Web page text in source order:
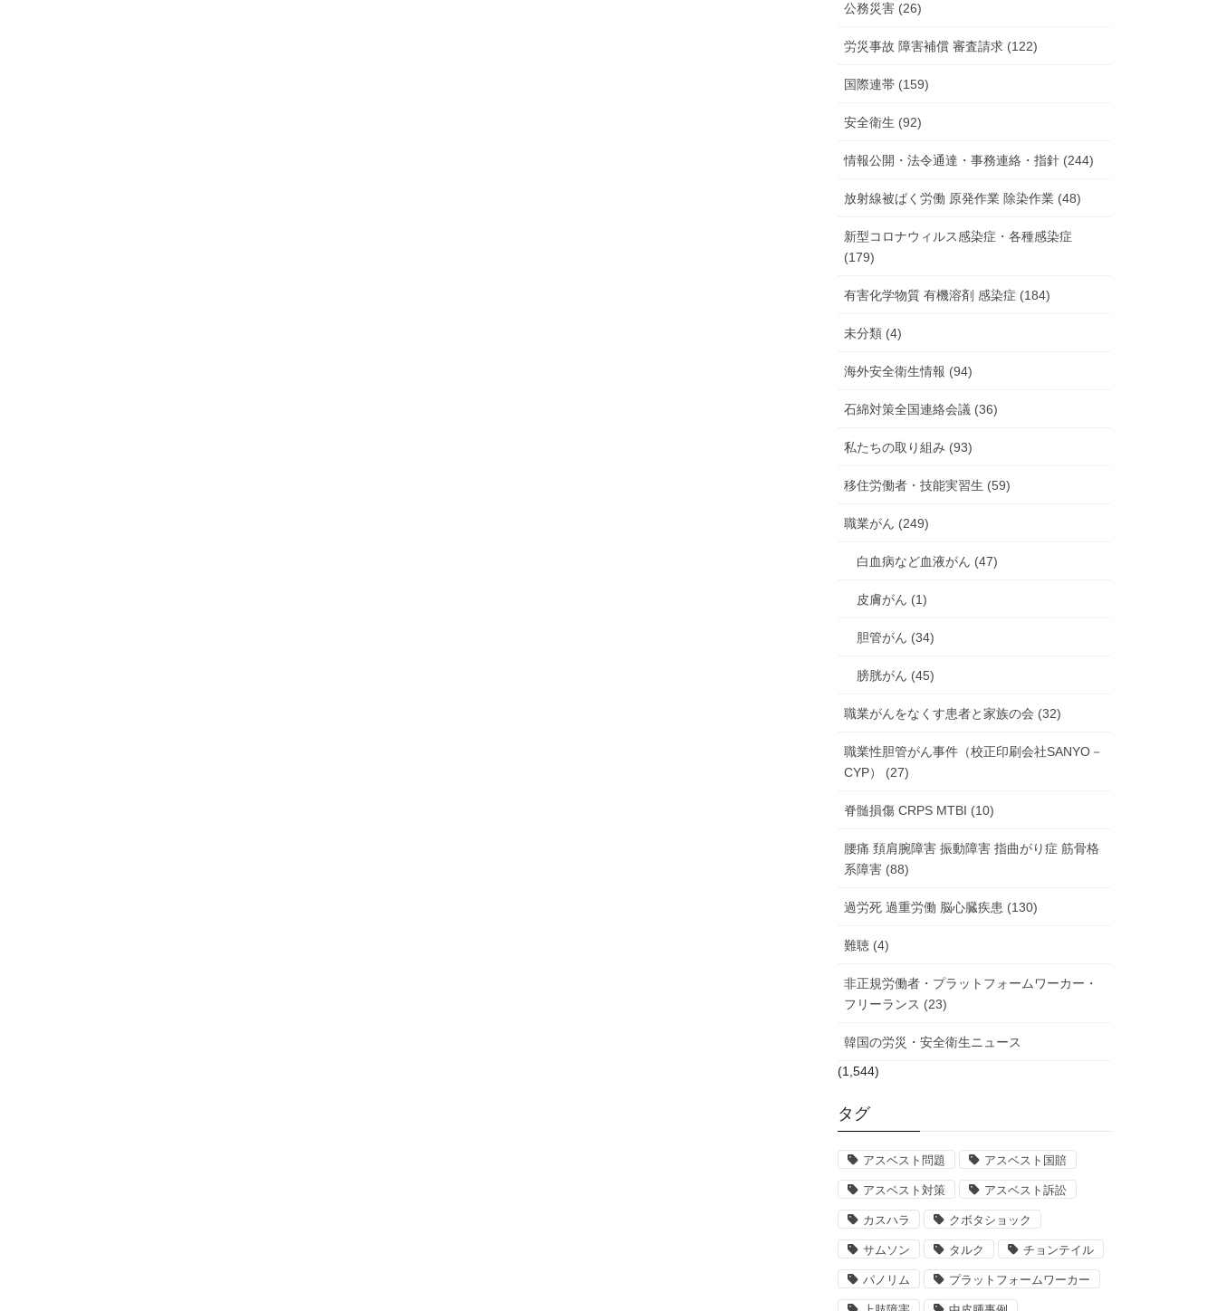
公務災害 (26)
労災事故 障害補償 審査請求 (122)
国際連帯 (159)
安全衛生 (92)
情報公開・法令通達・事務連絡・指針 (244)
放射線被ばく労働 原発作業 除染作業 (48)
新型コロナウィルス感染症・各種感染症
(179)
有害化学物質 有機溶剤 感染症 (184)
未分類 (4)
海外安全衛生情報 (94)
石綿対策全国連絡会議 (36)
私たちの取り組み (93)
移住労働者・技能実習生 (59)
職業がん (249)
白血病など血液がん (47)
皮膚がん (1)
胆管がん (34)
膀胱がん (45)
職業がんをなくす患者と家族の会 (32)
職業性胆管がん事件（校正印刷会社SANYO－
CYP） (27)
脊髄損傷 CRPS MTBI (10)
腰痛 頚肩腕障害 振動障害 指曲がり症 筋骨格
系障害 (88)
過労死 過重労働 脳心臓疾患 (130)
難聴 (4)
非正規労働者・プラットフォームワーカー・
フリーランス (23)
韓国の労災・安全衛生ニュース
(1,544)
タグ
アスベスト問題 アスベスト国賠
アスベスト対策 アスベスト訴訟
カスハラ クボタショック
サムソン タルク チョンテイル
パノリム プラットフォームワーカー